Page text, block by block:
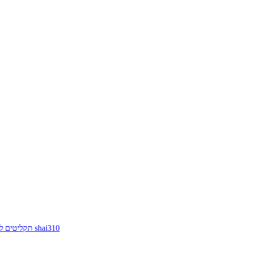
תקליטים למכירה..ברי סחרוֹף, ז׳אן קונפליקט, כרומוזום, מינימל קומפקט, רמי פורטיס מאת shai310